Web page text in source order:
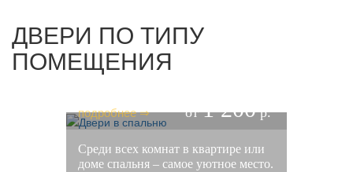
ДВЕРИ ПО ТИПУ
ПОМЕЩЕНИЯ
подробнее ⇒ от1 200р.
Среди всех комнат в квартире или
доме спальня – самое уютное место.